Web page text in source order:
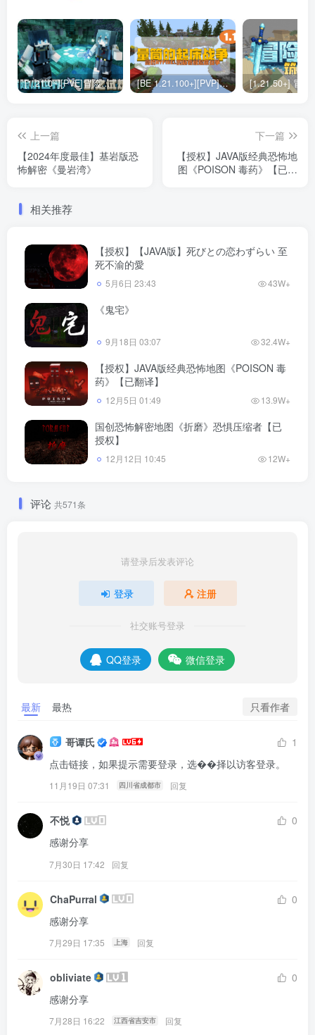
[1.21.0~][PVE]冒险小世界：剑之试炼 [BE 1.21.100+][PVP]量筒的起床战争（附加包）
上一篇
【2024年度最佳】基岩版恐
怖解密《曼岩湾》
下一篇
【授权】JAVA版经典恐怖地
图《POISON 毒药》【已翻
相关推荐
【授权】【JAVA版】死びとの恋わずらい 至
死不渝的愛
5月6日 23:43 43W+
《鬼宅》
9月18日 03:07 32.4W+
【授权】JAVA版经典恐怖地图《POISON 毒
药》【已翻译】
12月5日 01:49 13.9W+
国创恐怖解密地图《折磨》恐惧压缩者【已
授权】
12月12日 10:45 12W+
评论 共571条
请登录后发表评论
登录 注册
社交账号登录
QQ登录 微信登录
最新 最热 只看作者
哥谭氏
1
点击链接，如果提示需要登录，选󠄹󠅀󠄪󠄢󠄡󠄦󠄞󠄧󠄣󠄹󠅀󠄪󠄢󠄡󠄦󠄞󠄧󠄣󠄞󠄢󠄡󠄧󠄞󠄡󠄣󠅬󠅅󠅃󠄵󠅂󠄪󠅗󠅥󠅕󠅣󠅤󠅬󠅄󠄹󠄽󠄵󠄪󠄢󠄠󠄢󠄦󠄝󠄠󠄨󠄝󠄠󠄦󠄐󠄠󠄦󠄪󠄣󠄩󠄪󠄠󠄢󠅬󠇓󠅰󠆀󠅄󠄹󠅄󠄱󠄹󠄻󠄵󠇓󠅰󠆁󠅄󠇕󠆔󠆚󠇗󠆗󠆁󠇗󠆭󠆁󠄐󠇗󠅹󠅸󠇖󠆍󠅳󠇖󠅹󠅰󠇖󠆌󠅹󠄢󠄡󠄧󠄞󠄡󠄣󠅬󠅅󠅃󠄵󠅂󠄪󠅗󠅥󠅕󠅣󠅤󠅬󠅄󠄹󠄽󠄵󠄪󠄢󠄠󠄢󠄦󠄝󠄠󠄨󠄝󠄠󠄦󠄐󠄠󠄦󠄪󠄣󠄩󠄪󠄠󠄢󠅬󠇓󠅰󠆀󠅄󠄹󠅄󠄱󠄹󠄻󠄵󠇓󠅰󠆁󠅄󠇕󠆔󠆚󠇗󠆗󠆁󠇗󠆭󠆁󠄐󠇗󠅹󠅸󠇖󠆍󠅳󠇖󠅹󠅰󠇖󠆌󠅹择以访客登录。
11月19日 07:31 四川省成都市 回复
不悦
0
感谢分享
7月30日 17:42 回复
ChaPurral
0
感谢分享
7月29日 17:35 上海 回复
obliviate
0
感谢分享
7月28日 16:22 江西省吉安市 回复